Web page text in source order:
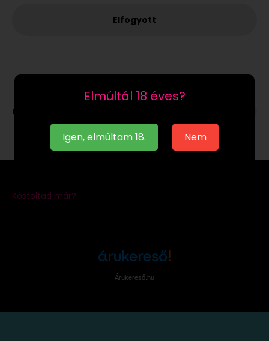
Elmúltál 18 éves?
Igen, elmúltam 18. Nem
Elfogyott
Leírás
Árukereső.hu